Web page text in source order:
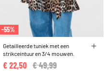
-55%
Getailleerde tuniek met een
strikceintuur en 3/4 mouwen.
Price reduced from
€ 49,99
€ 22,50